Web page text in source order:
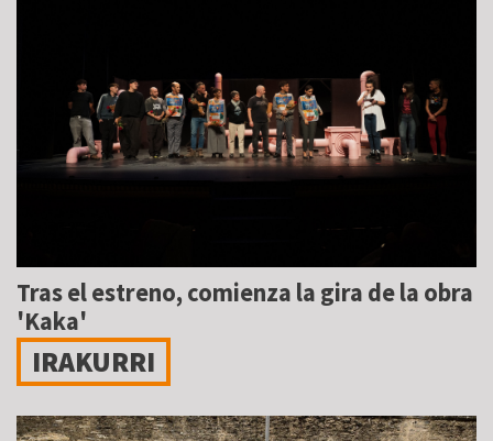
Tras el estreno, comienza la gira de la obra
'Kaka'
IRAKURRI